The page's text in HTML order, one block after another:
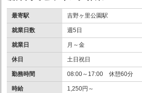
最寄駅 吉野ヶ里公園駅
就業日数 週5日
就業日 月～金
休日 土日祝日
勤務時間 08:00～17:00 休憩60分
時給 1,250円～